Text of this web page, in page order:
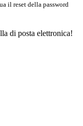
il reset della password
di posta elettronica!